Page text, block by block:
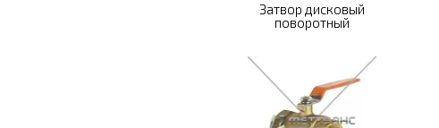
Затвор дисковый
поворотный